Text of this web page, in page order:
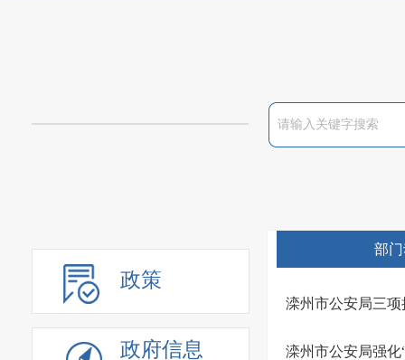
政策
政府信息
部
滦州市公安局三
滦州市公安局强